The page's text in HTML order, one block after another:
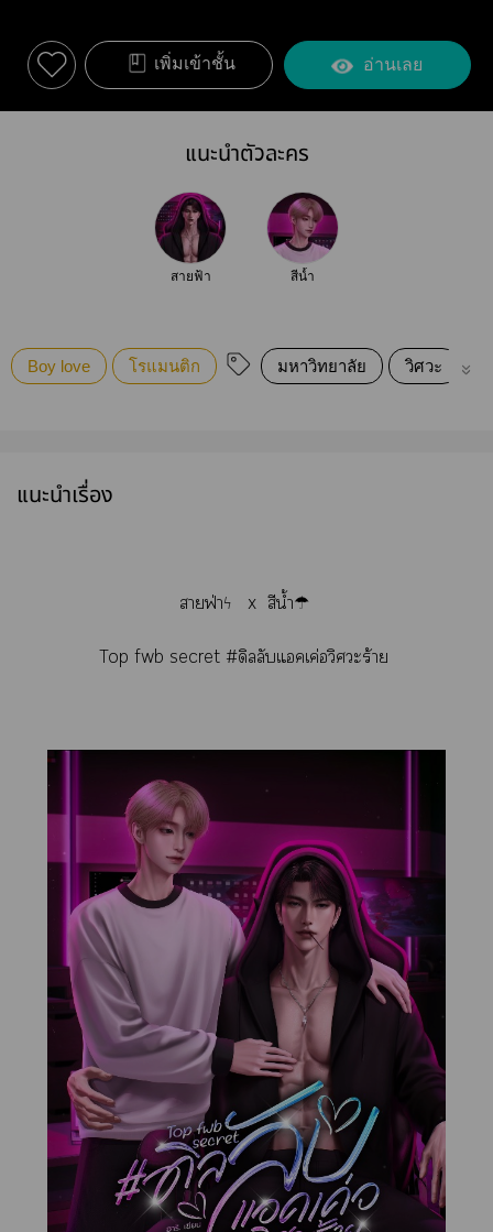
เพิ่มเข้าชั้น อ่านเลย
แนะนำตัวละคร
สายฟ้า สีน้ำ
Boy love โรแมนติก มหาวิทยาลัย วิศวะ
แนะนำเรื่อง
าฟ่าϟ x สีน้ำ☂
Top fwb secret #ดิลลับแคเค่อวิศวะร้าย